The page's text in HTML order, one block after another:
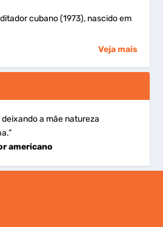
cubano (1973), nascido em
Veja mais
a mãe natureza
americano